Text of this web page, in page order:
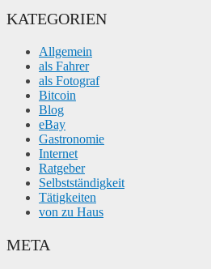
KATEGORIEN
Allgemein
als Fahrer
als Fotograf
Bitcoin
Blog
eBay
Gastronomie
Internet
Ratgeber
Selbstständigkeit
Tätigkeiten
von zu Haus
META